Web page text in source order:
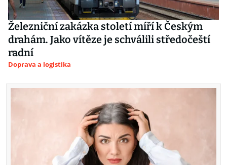
Železniční zakázka století míří k Českým
drahám. Jako vítěze je schválili středočeští
radní
Doprava a logistika